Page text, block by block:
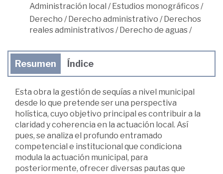
Administración local /Estudios monográficos/
Derecho /Derecho administrativo /Derechos
reales administrativos/Derecho de aguas/
Resumen Índice
Esta obra la gestión de sequías a nivel municipal
desde lo que pretende ser una perspectiva
holística, cuyo objetivo principal es contribuir a la
claridad y coherencia en la actuación local. Así
pues, se analiza el profundo entramado
competencial e institucional que condiciona
modula la actuación municipal, para
posteriormente, ofrecer diversas pautas que